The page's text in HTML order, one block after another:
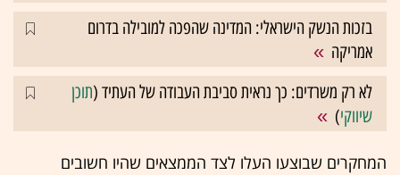
בזכות הנשק הישראלי: המדינה שהפכה למובילה בדרום
אמריקה
לא רק משרדים: כך נראית סביבת העבודה של העתיד (תוכן
שיווקי)
המחקרים שבוצעו העלו לצד הממצאים שהיו חשובים